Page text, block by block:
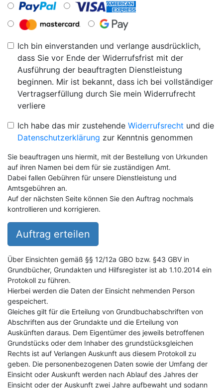
Ich bin einverstanden und verlange ausdrücklich,
dass Sie vor Ende der Widerrufsfrist mit der
Ausführung der beauftragten Dienstleistung
beginnen. Mir ist bekannt, dass ich bei vollständiger
Vertragserfüllung durch Sie mein Widerrufrecht
verliere
Ich habe das mir zustehende Widerrufsrecht und die
Datenschutzerklärung zur Kenntnis genommen
Sie beauftragen uns hiermit, mit der Bestellung von Urkunden
auf ihren Namen bei dem für sie zuständigen Amt.
Dabei fallen Gebühren für unsere Dienstleistung und
Amtsgebühren an.
Auf der nächsten Seite können Sie den Auftrag nochmals
kontrollieren und korrigieren.
Auftrag erteilen
Über Einsichten gemäß §§ 12/12a GBO bzw. §43 GBV in
Grundbücher, Grundakten und Hilfsregister ist ab 1.10.2014 ein
Protokoll zu führen.
Hierbei werden die Daten der Einsicht nehmenden Person
gespeichert.
Gleiches gilt für die Erteilung von Grundbuchabschriften von
Abschriften aus der Grundakte und die Erteilung von
Auskünften daraus. Dem Eigentümer des jeweils betroffenen
Grundstücks oder dem Inhaber des grundstücksgleichen
Rechts ist auf Verlangen Auskunft aus diesem Protokoll zu
geben. Die personenbezogenen Daten sowie der Umfang der
Einsicht oder Auskunft werden nach Ablauf des Jahres der
Einsicht oder der Auskunft zwei Jahre aufbewaht und sodann